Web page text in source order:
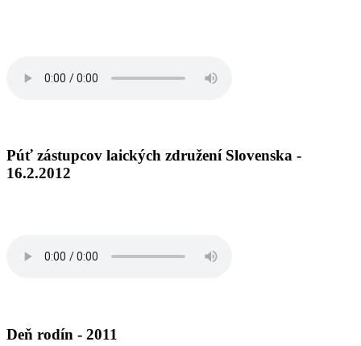
Púť zástupcov laických združení Slovenska -
16.2.2012
Deň rodín - 2011